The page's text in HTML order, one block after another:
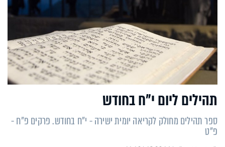
תהילים ליום י"ח בחודש
ספר תהילים מחולק לקריאה יומית ישירה - י"ח בחודש. פרקים פ"ח -
פ"ט